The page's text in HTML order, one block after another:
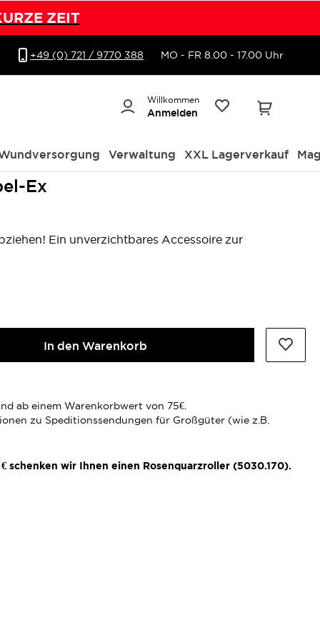
ZEIT
+49 (0) 721 / 9770 388 MO - FR 8.00 - 17.00 Uhr
Willkommen
Anmelden
Verwaltung XXL Lagerverkauf
Ex
Ein unverzichtbares Accessoire zur
In den Warenkorb
ab einem Warenkorbwert von 75€.
zu Speditionssendungen für Großgüter (wie z.B.
schenken wir Ihnen einen Rosenquarzroller (5030.170).